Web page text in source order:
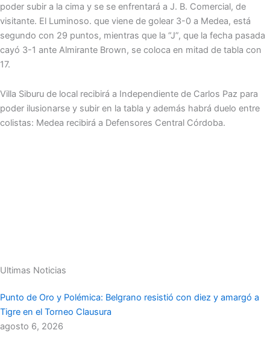
poder subir a la cima y se se enfrentará a J. B. Comercial, de
visitante. El Luminoso. que viene de golear 3-0 a Medea, está
segundo con 29 puntos, mientras que la “J”, que la fecha pasada
cayó 3-1 ante Almirante Brown, se coloca en mitad de tabla con
17.
Villa Siburu de local recibirá a Independiente de Carlos Paz para
poder ilusionarse y subir en la tabla y además habrá duelo entre
colistas: Medea recibirá a Defensores Central Córdoba.
Ultimas Noticias
Punto de Oro y Polémica: Belgrano resistió con diez y amargó a
Tigre en el Torneo Clausura
agosto 6, 2026